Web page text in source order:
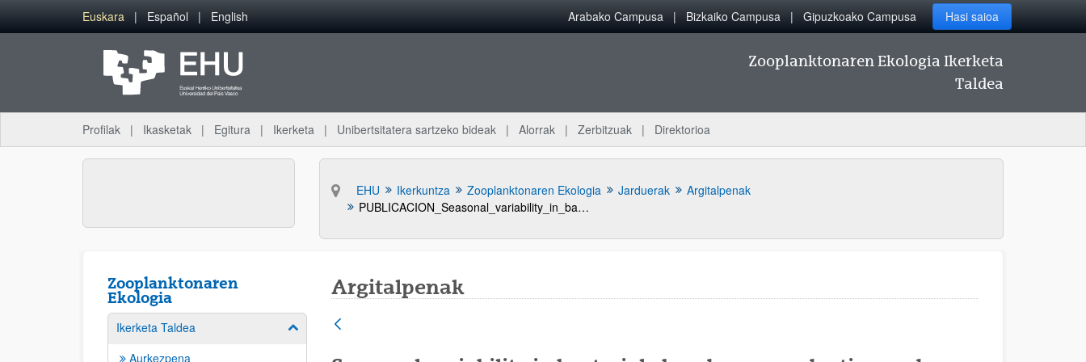
Eduki nagusira joan
Euskara Español English Arabako Campusa Bizkaiko Campusa Gipuzkoako Campusa Hasi saioa
Zooplanktonaren Ekologia Ikerketa
Taldea
Profilak Ikasketak Egitura Ikerketa Unibertsitatera sartzeko bideak Alorrak Zerbitzuak Direktorioa
EHU Ikerkuntza Zooplanktonaren Ekologia Jarduerak
Argitalpenak
PUBLICACION_Seasonal_variability_in_bacterial_abundance_production_and_protistan_bacterivory_in_the_lower_Urdaibai_estuary_Bay_of_Biscay
Zooplanktonaren
Ekologia
Ikerketa Taldea Erakutsi/izkutatu azpiorriak
Aurkezpena
Argitalpenak